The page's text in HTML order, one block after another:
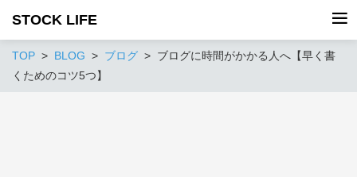
STOCK LIFE
TOP BLOG ブログ
ブログに時間がかかる人へ【早く書
くためのコツ5つ】